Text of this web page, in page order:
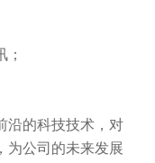
沿的科技技术，对
为公司的未来发展